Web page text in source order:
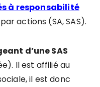
à responsabilité
actions (SA, SAS).
d’une SAS
Il est affilié au
il est donc